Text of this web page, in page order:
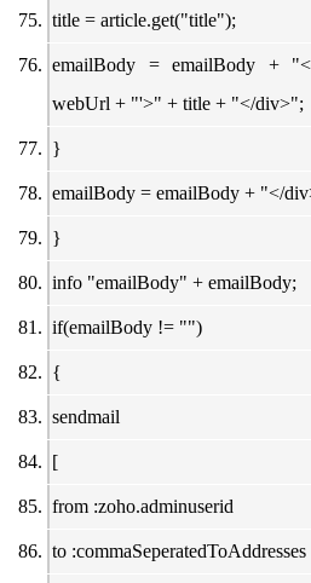
title = article.get("title");
emailBody = emailBody +
webUrl + "'>" + title + "</div>";
}
emailBody = emailBody + "</
}
info "emailBody" + emailBody;
if(emailBody != "")
{
sendmail
[
from :zoho.adminuserid
to :commaSeperatedToAddresses